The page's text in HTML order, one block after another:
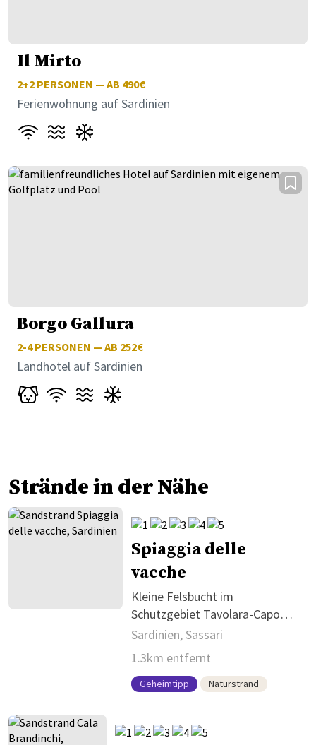
Il Mirto
2+2 PERSONEN — AB 490€
Ferienwohnung auf Sardinien
Borgo Gallura
2-4PERSONEN — AB 252€
Landhotel auf Sardinien
Strände in der Nähe
Spiaggia delle
vacche
Kleine Felsbucht im
Schutzgebiet Tavolara-Capo
Coda Cavallo
Sardinien, Sassari
1.3km entfernt
Geheimtipp Naturstrand